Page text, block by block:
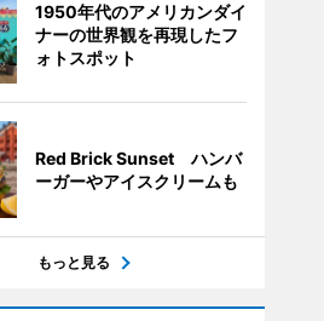
1950年代のアメリカンダイ
ナーの世界観を再現したフ
ォトスポット
Red Brick Sunset ハンバ
ーガーやアイスクリームも
もっと見る